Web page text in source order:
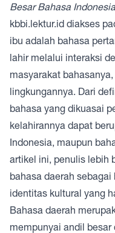
Besar Bahasa Indonesia
kbbi.lektur.id diakses
ibu adalah bahasa
lahir melalui interaksi
masyarakat
lingkungannya. Dari
bahasa yang dikuasai
kelahirannya dapat
Indonesia, maupun
artikel ini, penulis lebih
bahasa daerah
identitas kultural yang
Bahasa daerah
mempunyai andil